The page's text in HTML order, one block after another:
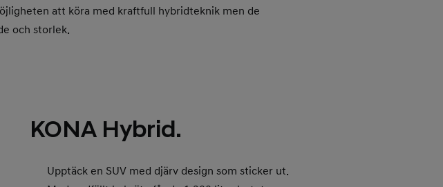
att köra med kraftfull hybridteknik men de
och storlek.
KONA Hybrid.
Upptäck en SUV med djärv design som sticker ut.